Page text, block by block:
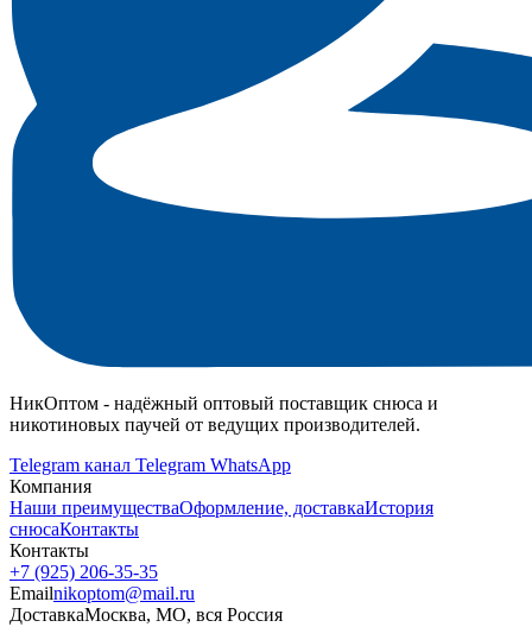
НикОптом - надёжный оптовый поставщик снюса и
никотиновых паучей от ведущих производителей.
Telegram канал Telegram WhatsApp
Компания
Наши преимуществаОформление, доставкаИстория
снюсаКонтакты
Контакты
+7 (925) 206‑35‑35
Emailnikoptom@mail.ru
ДоставкаМосква, МО, вся Россия